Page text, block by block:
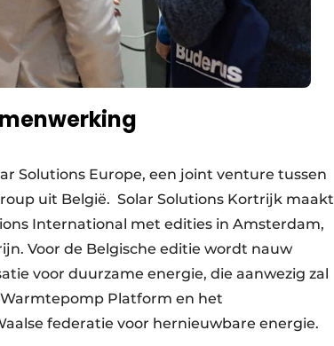
Solutions Europe, een joint venture tussen
uit België. Solar Solutions Kortrijk maakt
International met edities in Amsterdam,
Voor de Belgische editie wordt nauw
voor duurzame energie, die aanwezig zal
Platform en het
federatie voor hernieuwbare energie.